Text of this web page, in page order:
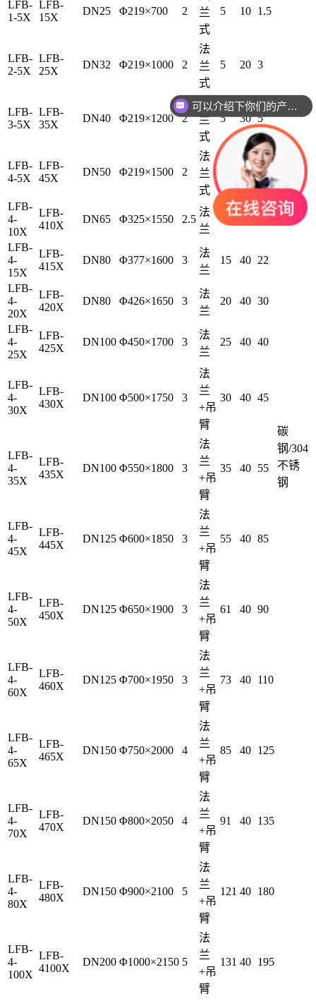
LFB-
1-5X
LFB-
15X
DN25 Φ219×700 2
兰
式
5 10 1.5
碳
钢/304
不锈
钢
LFB-
2-5X
LFB-
25X
DN32 Φ219×1000 2
法
兰
式
5 20 3
LFB-
3-5X
LFB-
35X
DN40 Φ219×1200 2
法
兰
式
5 30 5
LFB-
4-5X
LFB-
45X
DN50 Φ219×1500 2
法
兰
式
40 7
LFB-
4-
10X
LFB-
410X
DN65 Φ325×1550 2.5
法
兰
10 40 15
LFB-
4-
15X
LFB-
415X
DN80 Φ377×1600 3
法
兰
15 40 22
LFB-
4-
20X
LFB-
420X
DN80 Φ426×1650 3
法
兰
20 40 30
LFB-
4-
25X
LFB-
425X
DN100 Φ450×1700 3
法
兰
25 40 40
LFB-
4-
30X
LFB-
430X
DN100 Φ500×1750 3
法
兰
+吊
臂
30 40 45
LFB-
4-
35X
LFB-
435X
DN100 Φ550×1800 3
法
兰
+吊
臂
35 40 55
LFB-
4-
45X
LFB-
445X
DN125 Φ600×1850 3
法
兰
+吊
臂
55 40 85
LFB-
4-
50X
LFB-
450X
DN125 Φ650×1900 3
法
兰
+吊
臂
61 40 90
LFB-
4-
60X
LFB-
460X
DN125 Φ700×1950 3
法
兰
+吊
臂
73 40 110
LFB-
4-
65X
LFB-
465X
DN150 Φ750×2000 4
法
兰
+吊
臂
85 40 125
LFB-
4-
70X
LFB-
470X
DN150 Φ800×2050 4
法
兰
+吊
臂
91 40 135
LFB-
4-
80X
LFB-
480X
DN150 Φ900×2100 5
法
兰
+吊
臂
121 40 180
LFB-
4-
100X
LFB-
4100X
DN200 Φ1000×2150 5
法
兰
+吊
臂
131 40 195
可以介绍下你们的产品么